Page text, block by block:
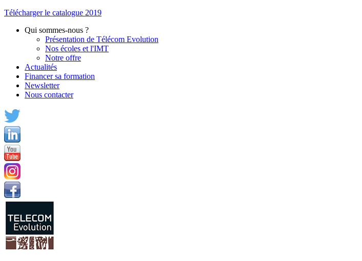
Télécharger le catalogue 2019
Qui sommes-nous ?
Présentation de Télécom Evolution
Nos écoles et l'IMT
Notre offre
Actualités
Financer sa formation
Newsletter
Nous contacter